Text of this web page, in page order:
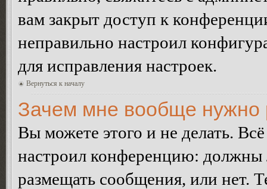
вам закрыт доступ к
неправильно настроил
для исправления настроек.
Вернуться к началу
Зачем мне вообще нужно
Вы можете этого и не делать.
настроил конференцию: должны
размещать сообщения, или нет.